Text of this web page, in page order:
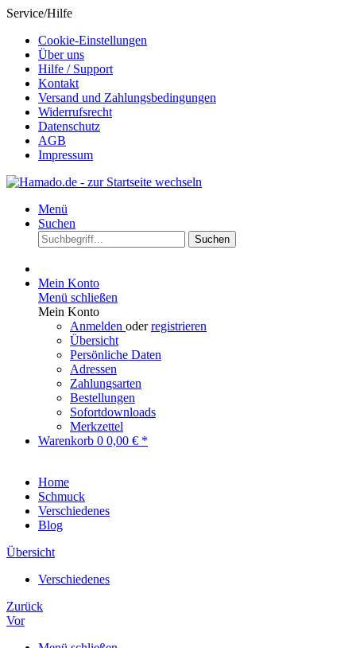
Service/Hilfe
Cookie-Einstellungen
Über uns
Hilfe / Support
Kontakt
Versand und Zahlungsbedingungen
Widerrufsrecht
Datenschutz
AGB
Impressum
Menü
Suchen
Suchen
Mein Konto
Menü schließen
Mein Konto
Anmelden oderregistrieren
Übersicht
Persönliche Daten
Adressen
Zahlungsarten
Bestellungen
Sofortdownloads
Merkzettel
Warenkorb 0 0,00 € *
Home
Schmuck
Verschiedenes
Blog
Übersicht
Verschiedenes
Zurück
Vor